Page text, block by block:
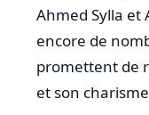
Ahmed Sylla et
encore de
promettent de
et son